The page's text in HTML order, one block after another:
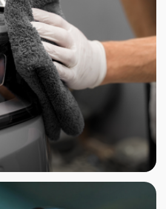
автомобиля, химчистка
обезжиривание кузова,
чистка и полировка
прогрессивных
(нанокерамика, воск,